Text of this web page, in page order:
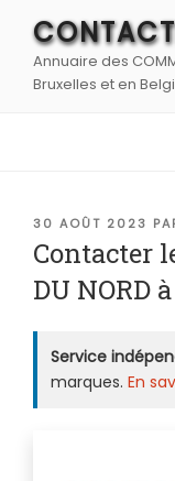
contenu
principal
Annuaire des
Bruxelles et en
PUBLIÉ
LE
30 AOÛT 2023
Contacter
DU NORD
Service
marques. En